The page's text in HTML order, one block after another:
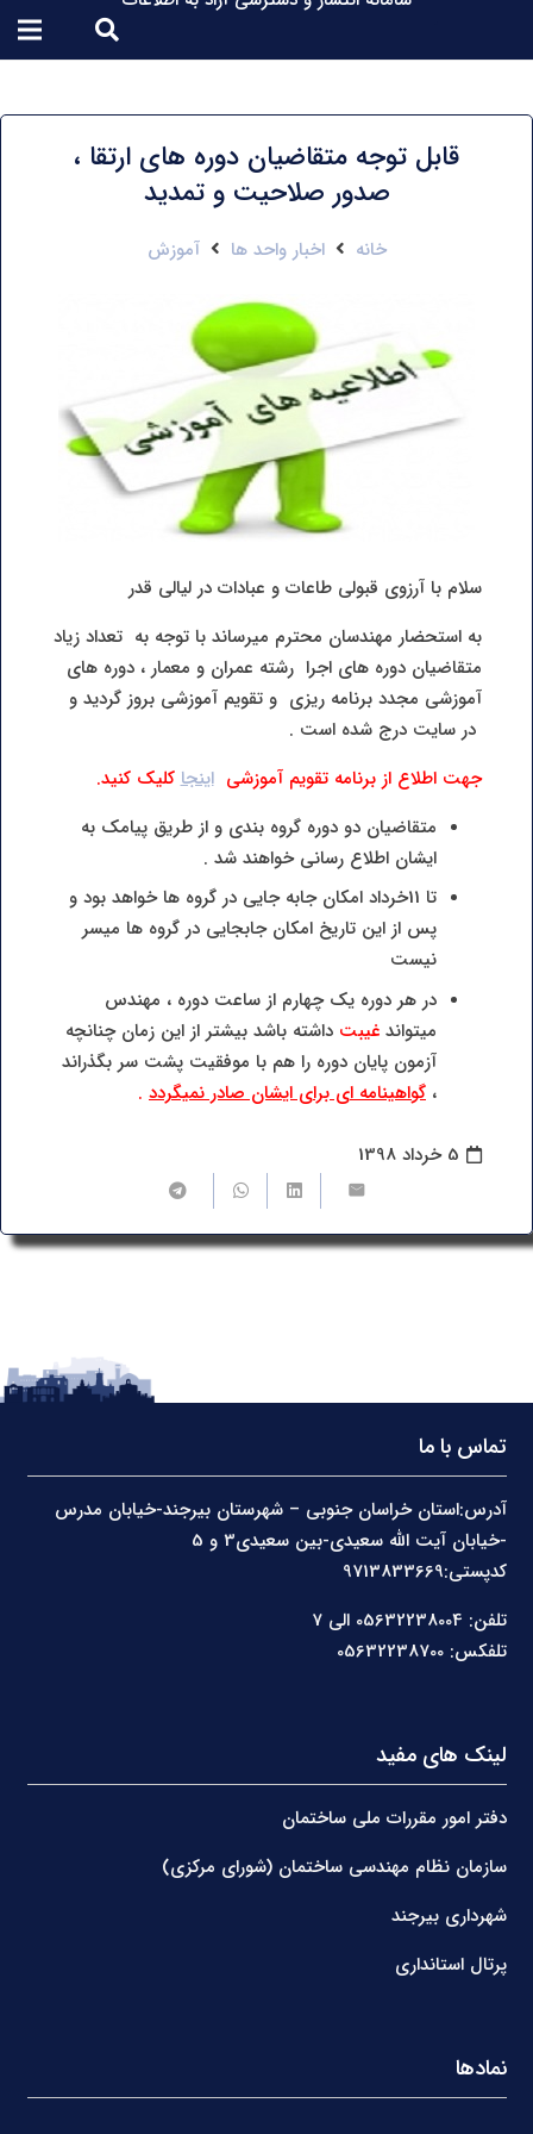
قابل توجه متقاضیان دوره های ارتقا ،
صدور صلاحیت و تمدید
خانه اخبار واحد ها آموزش
سلام با آرزوی قبولی طاعات و عبادات در لیالی قدر
به استحضار مهندسان محترم میرساند با توجه به تعداد زیاد
متقاضیان دوره های اجرا رشته عمران و معمار ، دوره های
آموزشی مجدد برنامه ریزی و تقویم آموزشی بروز گردید و
در سایت درج شده است .
جهت اطلاع از برنامه تقویم آموزشیاینجا کلیک کنید.
متقاضیان دو دوره گروه بندی و از طریق پیامک به
ایشان اطلاع رسانی خواهند شد .
تا 11خرداد امکان جابه جایی در گروه ها خواهد بود و
پس از این تاریخ امکان جابجایی در گروه ها میسر
نیست
در هر دوره یک چهارم از ساعت دوره ، مهندس
میتواند غیبت داشته باشد بیشتر از این زمان چنانچه
آزمون پایان دوره را هم با موفقیت پشت سر بگذراند
، گواهینامه ای برای ایشان صادر نمیگردد .
5 خرداد 1398
تماس با ما
آدرس:استان خراسان جنوبی – شهرستان بیرجند-خیابان مدرس
کدپستی:9713833669
تلفن: 05632238004 الی 7
تلفکس: 05632238700
لینک های مفید
دفتر امور مقررات ملی ساختمان
سازمان نظام مهندسی ساختمان (شورای مرکزی)
شهرداری بیرجند
پرتال استانداری
نمادها